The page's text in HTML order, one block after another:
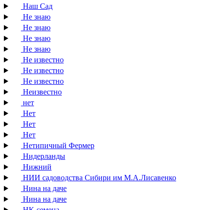
Наш Сад
Не знаю
Не знаю
Не знаю
Не знаю
Не известно
Не известно
Не известно
Неизвестно
нет
Нет
Нет
Нет
Нетипичный Фермер
Нидерланды
Нижний
НИИ садоводства Сибири им М.А.Лисавенко
Нина на даче
Нина на даче